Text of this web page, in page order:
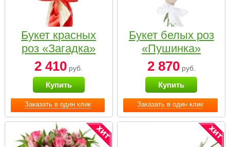
Заказать в один клик
Букет красных
роз «Загадка»
2 410 руб.
Купить
Заказать в один клик
Букет белых роз
«Пушинка»
2 870руб.
Купить